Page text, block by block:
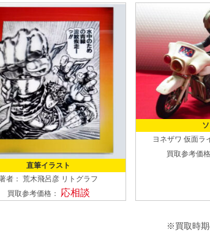
直筆イラスト
者： 荒木飛呂彦 リトグラフ
買取参考価格： 応相談
ヨネザワ 仮面ラ
買取参考価格
※買取時期